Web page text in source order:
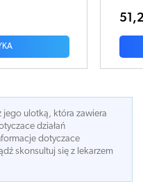
jego ulotką, która zawiera
działań
dotyczace
skonsultuj się z lekarzem